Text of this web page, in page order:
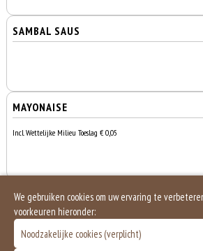
SAMBAL SAUS
MAYONAISE
Incl. Wettelijke Milieu Toeslag € 0,05
PITTA BROODJE
We gebruiken cookies om uw ervaring te
voorkeuren hieronder:
Noodzakelijke cookies (verplicht)